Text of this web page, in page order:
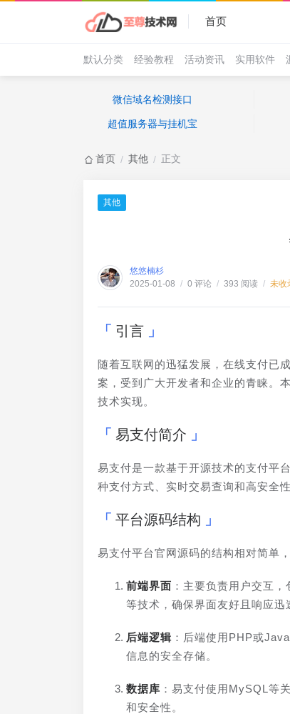
首页
默认分类 经验教程 活动资讯 实用软件
微信域名检测接口
超值服务器与挂机宝
首页 / 其他 / 正文
其他
悠悠楠杉
2025-01-08 / 0 评论 / 393 阅读 / 未收
引言
随着互联网的迅猛发展，在线支付已
案，受到广大开发者和企业的青睐。
技术实现。
易支付简介
易支付是一款基于开源技术的支付平
种支付方式、实时交易查询和高安全
平台源码结构
易支付平台官网源码的结构相对简单
前端界面 ：主要负责用户交互
等技术，确保界面友好且响应迅
后端逻辑 ：后端使用PHP或
信息的安全存储。
数据库 ：易支付使用MySQL等
和安全性。